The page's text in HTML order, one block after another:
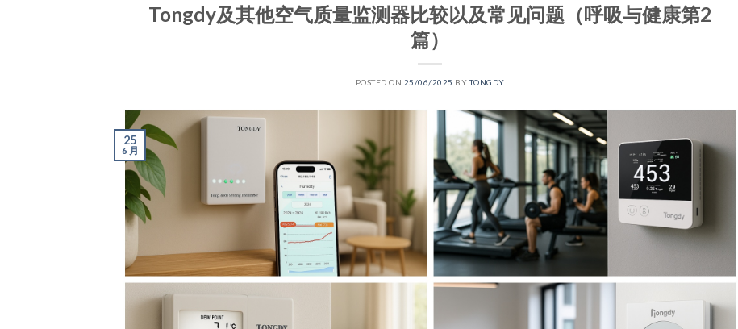
Tongdy及其他空气质量监测器比较以及常见问题（呼吸与健康第2
篇）
POSTED ON 25/06/2025 BYTONGDY
25
6 月